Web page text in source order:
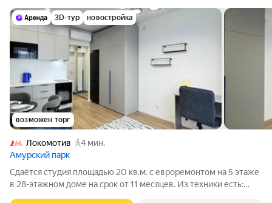
3D-тур новостройка
возможен торг
Локомотив
4 мин.
Амурский парк
Сдаётся студия площадью 20 кв.м. с евроремонтом на 5 этаже
в 28-этажном доме на срок от 11 месяцев. Из техники есть: